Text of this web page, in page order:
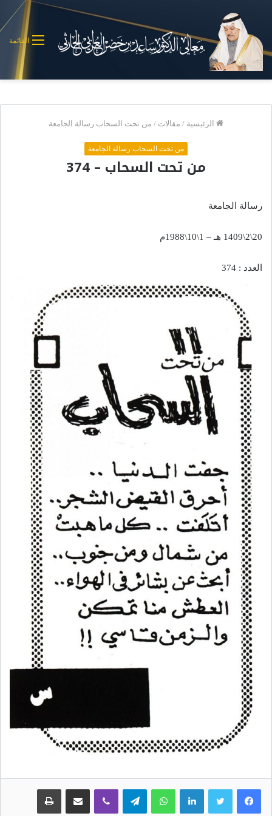
القائمة
الرئيسية / مقالات / من تحت السحاب رسالة الجامعة
من تحت السحاب رسالة الجامعة
من تحت السحاب – 374
رسالة الجامعة
20\2\1409 هـ – 1\10\1988م
العدد : 374
لينكدإن واتساب تيلقرام